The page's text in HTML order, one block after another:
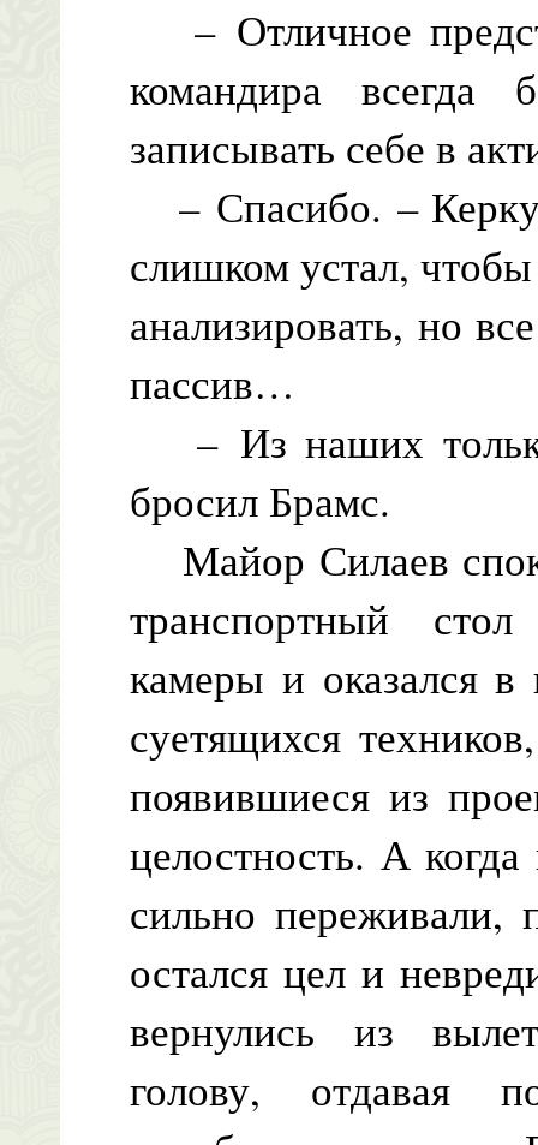
– Отличное
командира
записывать себе в
– Спасибо. –
слишком устал,
анализировать, но
пассив…
– Из наших
бросил Брамс.
Майор Силаев
транспортный
камеры и оказался
суетящихся
появившиеся из
целостность. А
сильно переживали,
остался цел и
вернулись из
голову, отдавая